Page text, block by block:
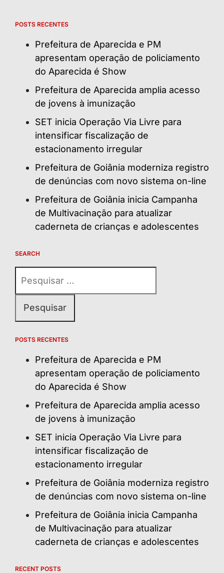
POSTS RECENTES
Prefeitura de Aparecida e PM
apresentam operação de policiamento
do Aparecida é Show
Prefeitura de Aparecida amplia acesso
de jovens à imunização
SET inicia Operação Via Livre para
intensificar fiscalização de
estacionamento irregular
Prefeitura de Goiânia moderniza registro
de denúncias com novo sistema on-line
Prefeitura de Goiânia inicia Campanha
de Multivacinação para atualizar
caderneta de crianças e adolescentes
SEARCH
por:
POSTS RECENTES
Prefeitura de Aparecida e PM
apresentam operação de policiamento
do Aparecida é Show
Prefeitura de Aparecida amplia acesso
de jovens à imunização
SET inicia Operação Via Livre para
intensificar fiscalização de
estacionamento irregular
Prefeitura de Goiânia moderniza registro
de denúncias com novo sistema on-line
Prefeitura de Goiânia inicia Campanha
de Multivacinação para atualizar
caderneta de crianças e adolescentes
RECENT POSTS